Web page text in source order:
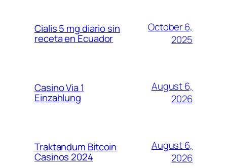
Cialis 5 mg diario sin
receta en Ecuador
October 6,
2025
Casino Via 1
Einzahlung
August 6,
2026
Traktandum Bitcoin
Casinos 2024
August 6,
2026